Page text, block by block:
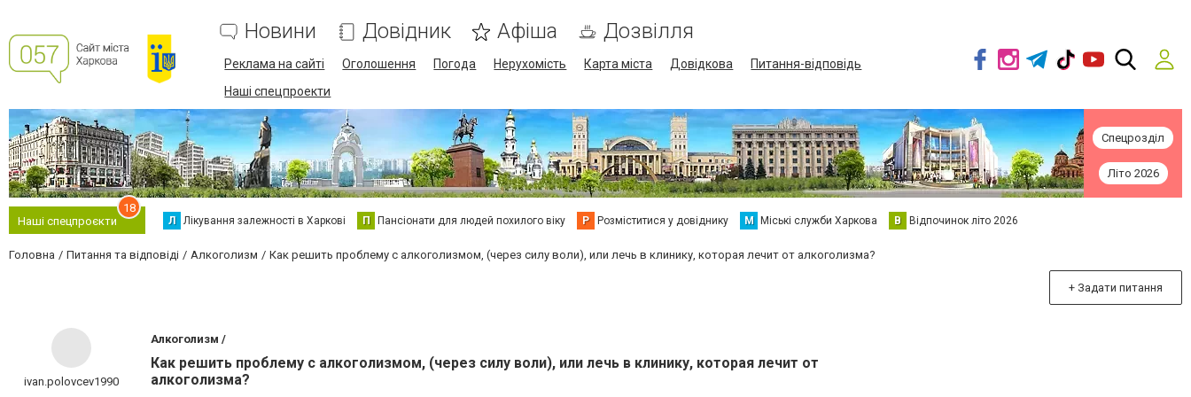
Новини Довідник Афіша Дозвілля
Реклама на сайті Оголошення Погода Нерухомість Карта міста Довідкова
Питання-відповідь
Наші спецпроекти
Спецрозділ
Літо 2026
Наші спецпроєкти
18
Л Лікування залежності в Харкові П Пансіонати для людей похилого віку Р Розміститися у довіднику М Міські служби Харкова В Відпочинок літо 2026
Головна Питання та відповіді Алкоголизм Как решить проблему с алкоголизмом, (через силу воли), или лечь в клинику, которая лечит от алкоголизма?
+ Задати питання
ivan.polovcev1990
Алкоголизм /
Как решить проблему с алкоголизмом, (через силу воли), или лечь в клинику, которая лечит от
алкоголизма?